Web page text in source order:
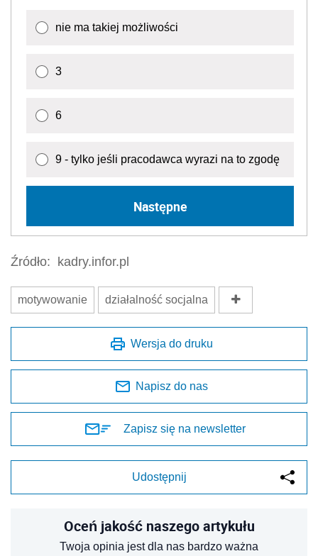
nie ma takiej możliwości
3
6
9 - tylko jeśli pracodawca wyrazi na to zgodę
Następne
Źródło: kadry.infor.pl
motywowanie działalność socjalna
Wersja do druku
Napisz do nas
Zapisz się na newsletter
Udostępnij
Oceń jakość naszego artykułu
Twoja opinia jest dla nas bardzo ważna